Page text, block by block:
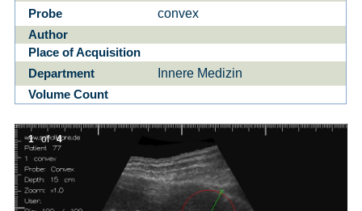
Probe
convex
Author
Place of Acquisition
Department
Innere Medizin
Volume Count
1 of 4